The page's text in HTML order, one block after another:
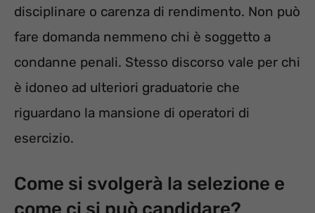
disciplinare o carenza di rendimento. Non può
fare domanda nemmeno chi è soggetto a
condanne penali. Stesso discorso vale per chi
è idoneo ad ulteriori graduatorie che
riguardano la mansione di operatori di
esercizio.
Come si svolgerà la selezione e